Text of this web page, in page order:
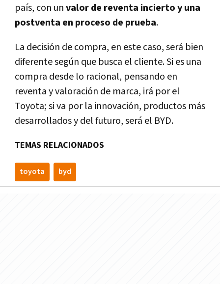
país, con unvalor de reventa incierto y una
postventa en proceso de prueba.
La decisión de compra, en este caso, será bien
diferente según que busca el cliente. Si es una
compra desde lo racional, pensando en
reventa y valoración de marca, irá por el
Toyota; si va por la innovación, productos más
desarrollados y del futuro, será el BYD.
TEMAS RELACIONADOS
toyota byd